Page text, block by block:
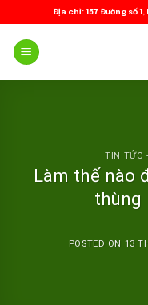
to
content
Địa chỉ: 157 Đường số
TIN TỨC
Làm thế nào
thùng
POSTED ON 13